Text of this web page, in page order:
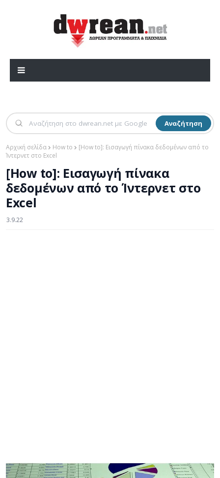
Αναζήτηση
Αρχική σελίδα How to
[How to]: Εισαγωγή πίνακα δεδομένων από το
Ίντερνετ στο Excel
[How to]: Εισαγωγή πίνακα
δεδομένων από το Ίντερνετ στο
Excel
3.9.22